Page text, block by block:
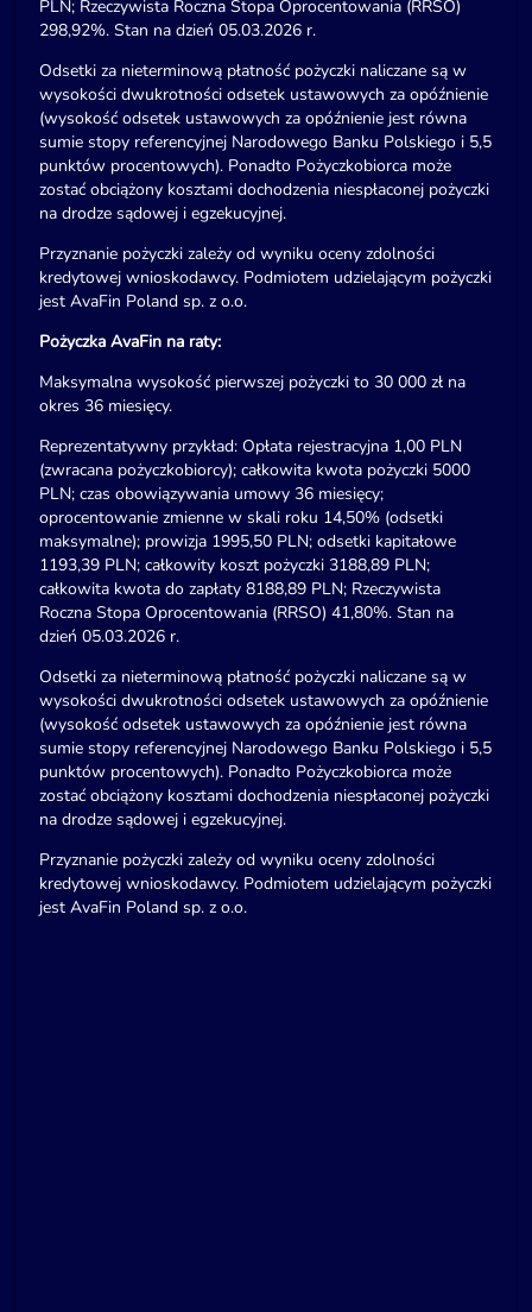
PLN; Rzeczywista Roczna Stopa Oprocentowania (RRSO)
298,92%. Stan na dzień 05.03.2026 r.
Odsetki za nieterminową płatność pożyczki naliczane są w
wysokości dwukrotności odsetek ustawowych za opóźnienie
(wysokość odsetek ustawowych za opóźnienie jest równa
sumie stopy referencyjnej Narodowego Banku Polskiego i 5,5
punktów procentowych). Ponadto Pożyczkobiorca może
zostać obciążony kosztami dochodzenia niespłaconej pożyczki
na drodze sądowej i egzekucyjnej.
Przyznanie pożyczki zależy od wyniku oceny zdolności
kredytowej wnioskodawcy. Podmiotem udzielającym pożyczki
jest AvaFin Poland sp. z o.o.
Pożyczka AvaFin na raty:
Maksymalna wysokość pierwszej pożyczki to 30 000 zł na
okres 36 miesięcy.
Reprezentatywny przykład: Opłata rejestracyjna 1,00 PLN
(zwracana pożyczkobiorcy); całkowita kwota pożyczki 5000
PLN; czas obowiązywania umowy 36 miesięcy;
oprocentowanie zmienne w skali roku 14,50% (odsetki
maksymalne); prowizja 1995,50 PLN; odsetki kapitałowe
1193,39 PLN; całkowity koszt pożyczki 3188,89 PLN;
całkowita kwota do zapłaty 8188,89 PLN; Rzeczywista
Roczna Stopa Oprocentowania (RRSO) 41,80%. Stan na
dzień 05.03.2026 r.
Odsetki za nieterminową płatność pożyczki naliczane są w
wysokości dwukrotności odsetek ustawowych za opóźnienie
(wysokość odsetek ustawowych za opóźnienie jest równa
sumie stopy referencyjnej Narodowego Banku Polskiego i 5,5
punktów procentowych). Ponadto Pożyczkobiorca może
zostać obciążony kosztami dochodzenia niespłaconej pożyczki
na drodze sądowej i egzekucyjnej.
Przyznanie pożyczki zależy od wyniku oceny zdolności
kredytowej wnioskodawcy. Podmiotem udzielającym pożyczki
jest AvaFin Poland sp. z o.o.